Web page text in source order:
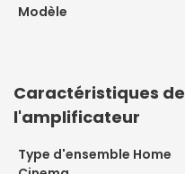
Modèle
Caractéristiques de
l'amplificateur
Type d'ensemble Home